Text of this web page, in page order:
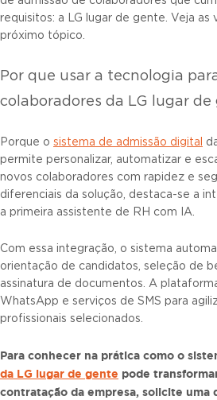
requisitos: a LG lugar de gente. Veja as
próximo tópico.
Por que usar a tecnologia
colaboradores da LG lugar de
Porque o sistema de admissão digital
permite personalizar, automatizar e
novos colaboradores com rapidez e
diferenciais da solução, destaca-se a
a primeira assistente de RH com IA.
Com essa integração, o sistema
orientação de candidatos, seleção de
assinatura de documentos. A
WhatsApp e serviços de SMS para
profissionais selecionados.
Para conhecer na prática como o
da LG lugar de gente pode
contratação da empresa, solicite uma